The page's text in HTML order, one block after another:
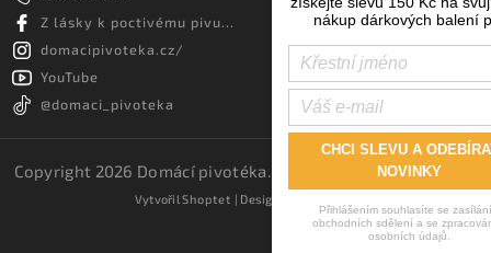
Z lásky k poctivému pivu...
domacipivoteka.cz/
YouTube
@domaci_pivoteka
Copyright 2026 Domácí pivotéka . Všechna práva vyhrazena.
VytvořilShoptet | Design
nákup dárkových balení
CHCI SLEVU A
NOVINKY
Přihlášením souhlasíte se
obchodních sdělení a se
osobních údajů.